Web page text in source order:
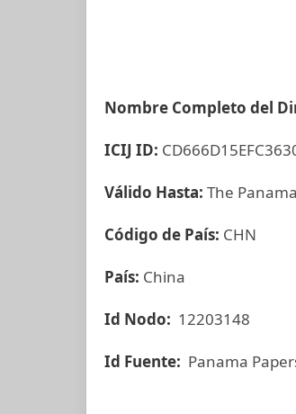
Nombre Completo del
ICIJ ID:
Válido Hasta: The
Código de País: CHN
País: China
Id Nodo: 12203148
Id Fuente: Panama